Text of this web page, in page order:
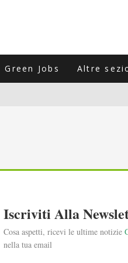
Green Jobs Altre
Iscriviti Alla
Cosa aspetti, ricevi le ultime notizie
nella tua email